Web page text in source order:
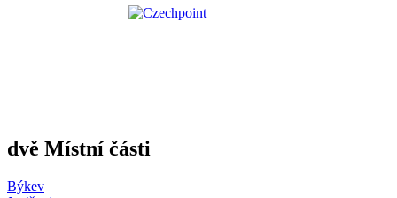
dvě Místní části
Býkev